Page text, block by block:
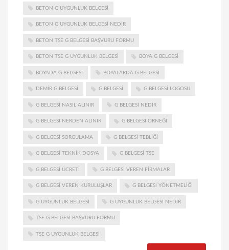
BETON G UYGUNLUK BELGESI
BETON G UYGUNLUK BELGESI NEDIR
BETON TSE G BELGESI BAŞVURU FORMU
BETON TSE G UYGUNLUK BELGESI BOYA G BELGESI
BOYADA G BELGESI BOYALARDA G BELGESI
DEMIR G BELGESI G BELGESI G BELGESI LOGOSU
G BELGESI NASIL ALINIR G BELGESI NEDIR
G BELGESI NERDEN ALINIR G BELGESI ÖRNEĞI
G BELGESI SORGULAMA G BELGESI TEBLIĞI
G BELGESI TEKNIK DOSYA G BELGESI TSE
G BELGESI ÜCRETI G BELGESI VEREN FIRMALAR
G BELGESI VEREN KURULUŞLAR G BELGESI YÖNETMELIĞI
G UYGUNLUK BELGESI G UYGUNLUK BELGESI NEDIR
TSE G BELGESI BAŞVURU FORMU
TSE G UYGUNLUK BELGESI